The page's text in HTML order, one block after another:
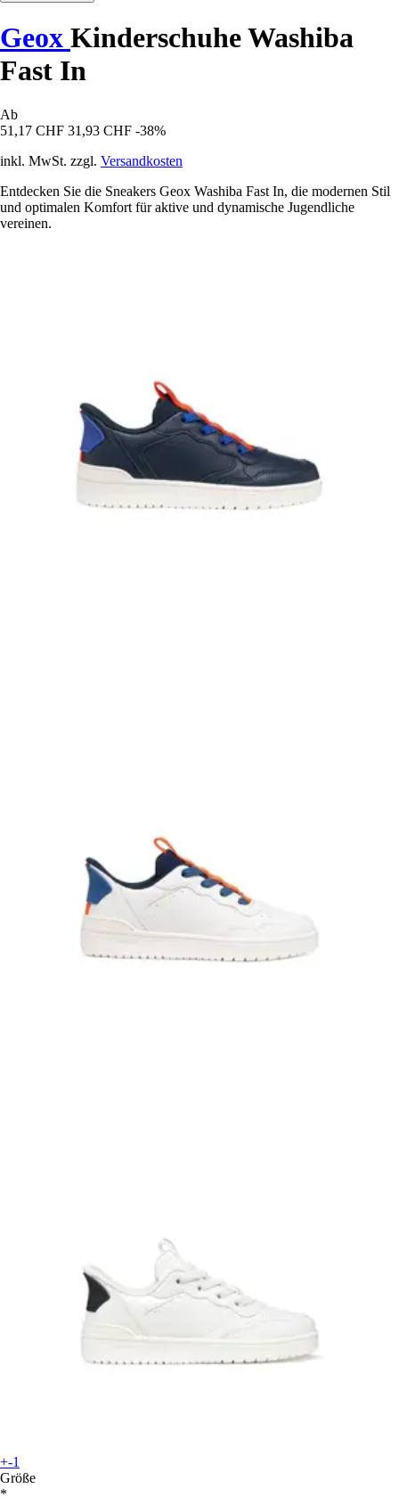
Geox Kinderschuhe Washiba
Fast In
Ab
51,17 CHF 31,93 CHF -38%
inkl. MwSt. zzgl. Versandkosten
Entdecken Sie die Sneakers Geox Washiba Fast In, die modernen Stil
und optimalen Komfort für aktive und dynamische Jugendliche
vereinen.
+-1
Größe
*